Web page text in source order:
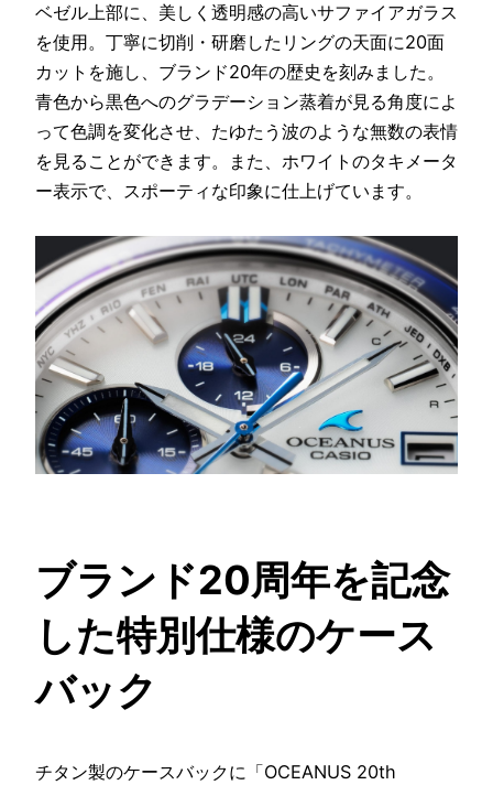
ベゼル上部に、美しく透明感の高いサファイアガラス
を使用。丁寧に切削・研磨したリングの天面に20面
カットを施し、ブランド20年の歴史を刻みました。
青色から黒色へのグラデーション蒸着が見る角度によ
って色調を変化させ、たゆたう波のような無数の表情
を見ることができます。また、ホワイトのタキメータ
ー表示で、スポーティな印象に仕上げています。
ブランド20周年を記念
した特別仕様のケース
バック
チタン製のケースバックに「OCEANUS 20th